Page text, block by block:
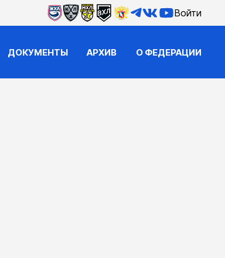
Войти
ДОКУМЕНТЫ АРХИВ О ФЕДЕРАЦИИ